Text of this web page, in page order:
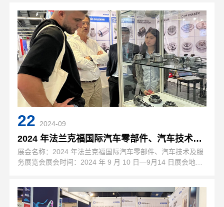
22 2024-09
2024 年法兰克福国际汽车零部件、汽车技术及服务展览会
展会名称：2024 年法兰克福国际汽车零部件、汽车技术及服
务展览会展会时间：2024 年 9 月 10 日—9月14 日展会地